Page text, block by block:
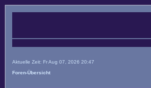
Aktuelle Zeit: Fr Aug 07, 2026 20:47
Foren-Übersicht